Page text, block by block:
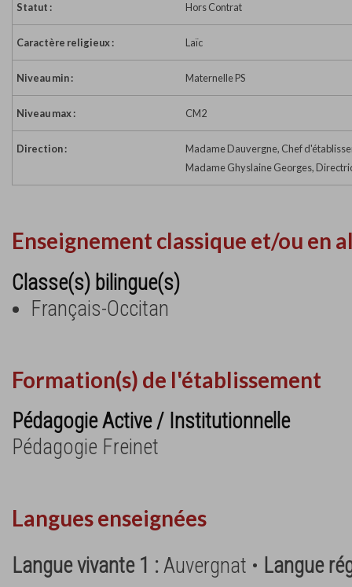
Statut : Hors Contrat
Caractère religieux : Laïc
Niveau min : Maternelle PS
Niveau max : CM2
Direction :
Madame Dauvergne, Chef
Madame Ghyslaine Georges,
Enseignement classique et/ou en
Classe(s) bilingue(s)
Français-Occitan
Formation(s) de l'établissement
Pédagogie Active / Institutionnelle
Pédagogie Freinet
Langues enseignées
Langue vivante 1 :Auvergnat • Langue